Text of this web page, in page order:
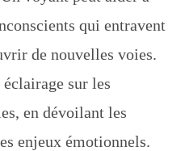
qui entravent
de nouvelles voies.
sur les
en dévoilant les
enjeux émotionnels.